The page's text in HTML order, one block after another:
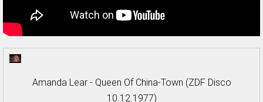
Amanda Lear - Queen Of China-Town (ZDF Disco
10.12.1977)